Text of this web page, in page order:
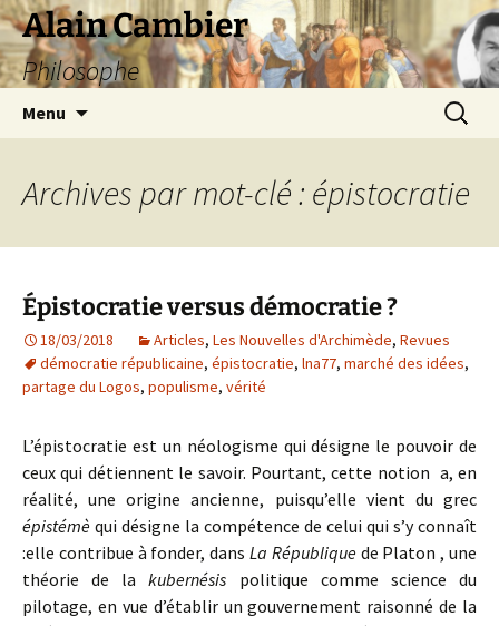
Aller
au
contenu
Alain Cambier
Philosophe
Menu
Archives par mot-clé : épistocratie
Épistocratie versus démocratie ?
18/03/2018 Articles, Les Nouvelles d'Archimède, Revues
démocratie républicaine, épistocratie, lna77, marché des idées,
partage du Logos, populisme, vérité
L’épistocratie est un néologisme qui désigne le pouvoir de
ceux qui détiennent le savoir. Pourtant, cette notion a, en
réalité, une origine ancienne, puisqu’elle vient du grec
épistémè qui désigne la compétence de celui qui s’y connaît
:elle contribue à fonder, dans La Républiquede Platon , une
théorie de lakubernésis politique comme science du
pilotage, en vue d’établir un gouvernement raisonné de la